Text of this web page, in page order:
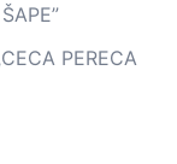
PERECA